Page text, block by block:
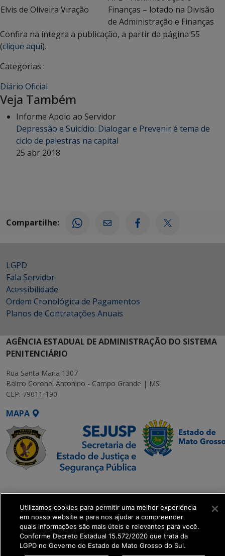
Elvis de Oliveira Viração
Finanças – lotado na Divisão
de Administração e Finanças
Confira na íntegra a publicação, a partir da página 55
(clique aqui).
Categorias :
Diário Oficial
Veja Também
Informe Apoio ao Servidor
Depressão e Suicídio: Dialogar e Prevenir é tema de
ciclo de palestras na capital
25 abr 2018
Compartilhe:
LGPD
Fala Servidor
Acessibilidade
Ordem Cronológica de Pagamentos
Planos de Contratações Anuais
AGÊNCIA ESTADUAL DE ADMINISTRAÇÃO DO SISTEMA
PENITENCIÁRIO
Rua Santa Maria 1307
Bairro Coronel Antonino - Campo Grande | MS
CEP: 79011-190
MAPA
Executiva de
Transformação Digital
get_footer();
Utilizamos cookies para permitir uma melhor experiência
em nosso website e para nos ajudar a compreender
quais informações são mais úteis e relevantes para você.
Conforme Decreto Estadual 15.572/2020 que trata da
LGPD no Governo do Estado de Mato Grosso do Sul.